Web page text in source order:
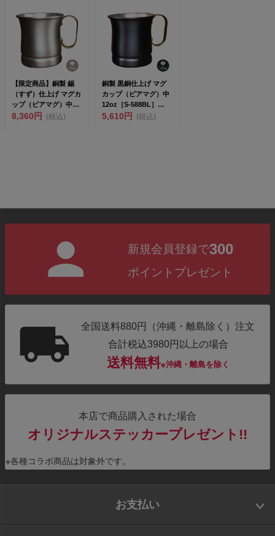
【限定商品】銅製 錫
（すず）仕上げ マグカ
ップ（ビアマグ）中
12oz［S-588S...
8,360円 (税込)
銅製 黒銅仕上げ マグ
カップ（ビアマグ）中
12oz［S-588BL］
<br&...
5,610円 (税込)
新規会員登録で300
ポイントプレゼント
全国送料880円（沖縄・離島除く）注文
合計税込3980円以上の場合
送料無料※沖縄・離島を除く
本店で商品購入された場合
オリジナルステッカープレゼント!!
※各種コラボ商品は対象外です。
お支払い